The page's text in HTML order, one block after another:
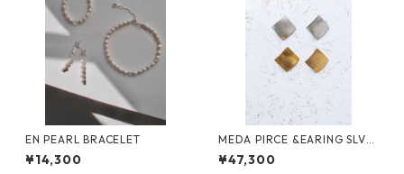
EN PEARL BRACELET
¥14,300
MEDA PIRCE &EARING SLV
メダピアス&イヤリング
¥47,300